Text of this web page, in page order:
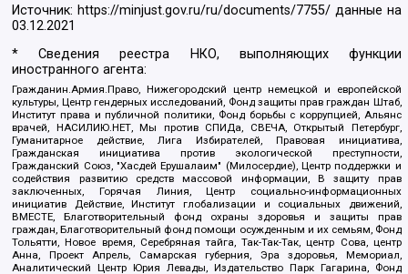
Источник: https://minjust.gov.ru/ru/documents/7755/ данные на
03.12.2021
* Сведения реестра НКО, выполняющих функции
иностранного агента:
Гражданин.Армия.Право, Нижегородский центр немецкой и европейской
культуры, Центр гендерных исследований, Фонд защиты прав граждан Штаб,
Институт права и публичной политики, Фонд борьбы с коррупцией, Альянс
врачей, НАСИЛИЮ.НЕТ, Мы против СПИДа, СВЕЧА, Открытый Петербург,
Гуманитарное действие, Лига Избирателей, Правовая инициатива,
Гражданская инициатива против экологической преступности,
Гражданский Союз, "Хасдей Ерушалаим" (Милосердие), Центр поддержки и
содействия развитию средств массовой информации, В защиту прав
заключенных, Горячая Линия, Центр социально-информационных
инициатив Действие, Институт глобализации и социальных движений,
ВМЕСТЕ, Благотворительный фонд охраны здоровья и защиты прав
граждан, Благотворительный фонд помощи осужденным и их семьям, Фонд
Тольятти, Новое время, Серебряная тайга, Так-Так-Так, центр Сова, центр
Анна, Проект Апрель, Самарская губерния, Эра здоровья, Мемориал,
Аналитический Центр Юрия Левады, Издательство Парк Гагарина, Фонд